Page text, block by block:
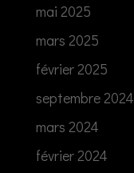
mai 2025
mars 2025
février 2025
septembre 2024
mars 2024
février 2024